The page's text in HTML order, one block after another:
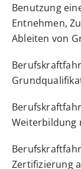
Benutzung
Entnehmen,
Ableiten von
Weiterbildung
Zertifizierung